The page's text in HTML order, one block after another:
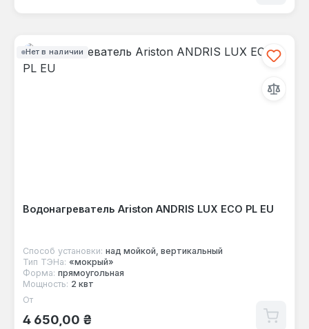
Нет в наличии
Водонагреватель Ariston ANDRIS LUX ECO PL EU
Способ установки: над мойкой, вертикальный
Тип ТЭНа: «мокрый»
Форма: прямоугольная
Мощность: 2 квт
Обычная цена:
От
4 650,00 ₴